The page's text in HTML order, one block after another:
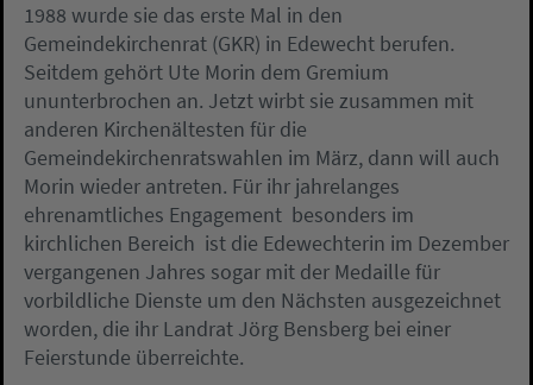
1988 wurde sie das erste Mal in den
Gemeindekirchenrat (GKR) in Edewecht berufen.
Seitdem gehört Ute Morin dem Gremium
ununterbrochen an. Jetzt wirbt sie zusammen mit
anderen Kirchenältesten für die
Gemeindekirchenratswahlen im März, dann will auch
Morin wieder antreten. Für ihr jahrelanges
ehrenamtliches Engagement  besonders im
kirchlichen Bereich  ist die Edewechterin im Dezember
vergangenen Jahres sogar mit der Medaille für
vorbildliche Dienste um den Nächsten ausgezeichnet
worden, die ihr Landrat Jörg Bensberg bei einer
Feierstunde überreichte.